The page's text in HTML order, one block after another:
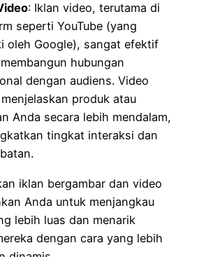
: Iklan video, terutama di
seperti YouTube (yang
oleh Google), sangat efektif
hubungan
dengan audiens. Video
produk atau
Anda secara lebih mendalam,
tingkat interaksi dan
iklan bergambar dan video
Anda untuk menjangkau
lebih luas dan menarik
dengan cara yang lebih